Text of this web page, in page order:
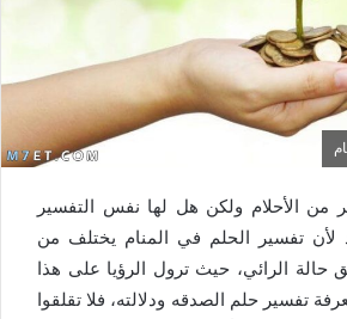
من الأحلام ولكن هل لها نفس التفسير
لأن تفسير الحلم في المنام يختلف من
الرائي، حيث ترول الرؤيا على هذا
تفسير حلم الصدقه ودلالته، فلا تقلقوا